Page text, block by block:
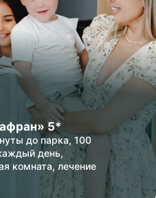
5*
до парка, 100
день,
комната, лечение